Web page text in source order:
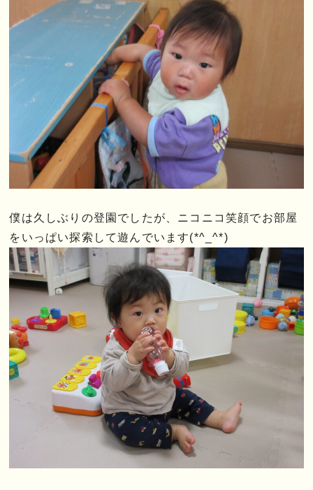
僕は久しぶりの登園でしたが、ニコニコ笑顔でお部屋
をいっぱい探索して遊んでいます(*^_^*)